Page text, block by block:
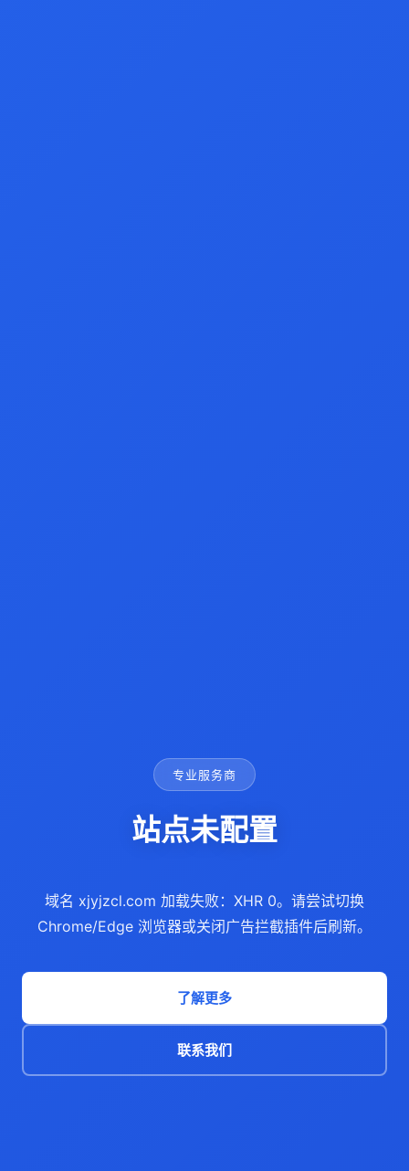
专业服务商
站点未配置
域名 xjyjzcl.com 加载失败：XHR 0。请尝试切换
Chrome/Edge 浏览器或关闭广告拦截插件后刷新。
了解更多
联系我们